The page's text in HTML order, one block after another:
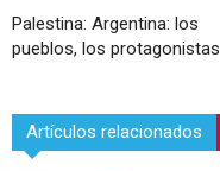
Palestina: Argentina: los
pueblos, los protagonistas
Artículos relacionados